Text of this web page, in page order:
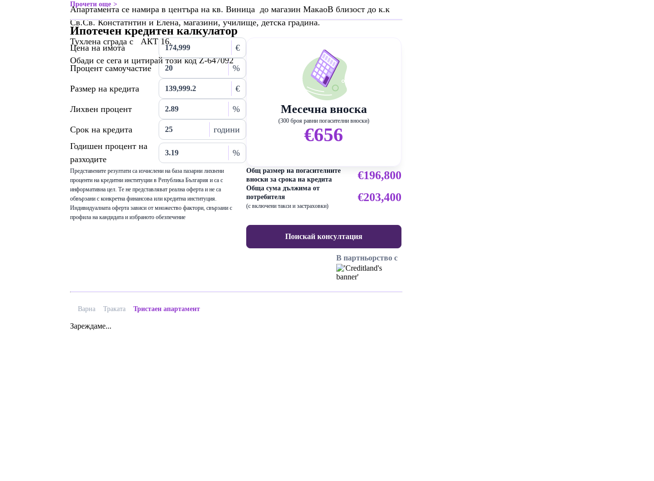
Апартамента се намира в центъра на кв. Виница до магазин МакаоВ близост до к.к
Св.Св. Констатнтин и Елена, магазини, училище, детска градина.
Тухлена сграда с АКТ 16.
Обади се сега и цитирай този код Z-647092
Прочети още
Ипотечен кредитен калкулатор
Цена на имота €
Процент самоучастие %
Размер на кредита €
Лихвен процент %
Срок на кредита
години
Годишен процент на
разходите
%
Представените резултати са изчислени на база пазарни лихвени
проценти на кредитни институции в Република България и са с
информативна цел. Те не представляват реална оферта и не са
обвързани с конкретна финансова или кредитна институция.
Индивидуалната оферта зависи от множество фактори, свързани с
профила на кандидата и избраното обезпечение
Месечна вноска
(300 броя равни погасителни вноски)
€656
Общ размер на погасителните
вноски за срока на кредита
€196,800
Обща сума дължима от
потребителя
(с включени такси и застраховки)
€203,400
Поискай консултация
В партньорство с
Варна Траката Тристаен апартамент
Зареждаме...